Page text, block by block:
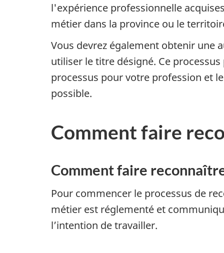
l'expérience professionnelle
métier dans la province ou le
Vous devrez également obtenir une
utiliser le titre désigné. Ce
processus pour votre profession et
possible.
Comment faire
Comment faire
Pour commencer le processus de
métier est réglementé et
l’intention de travailler.